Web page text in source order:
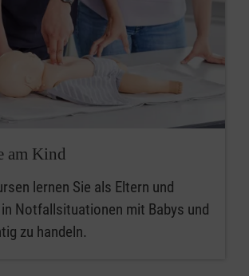
am Kind
lernen Sie als Eltern und
Notfallsituationen mit Babys und
zu handeln.